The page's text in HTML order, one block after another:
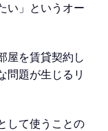
い」というオー
屋を賃貸契約し
問題が生じるリ
して使うことの